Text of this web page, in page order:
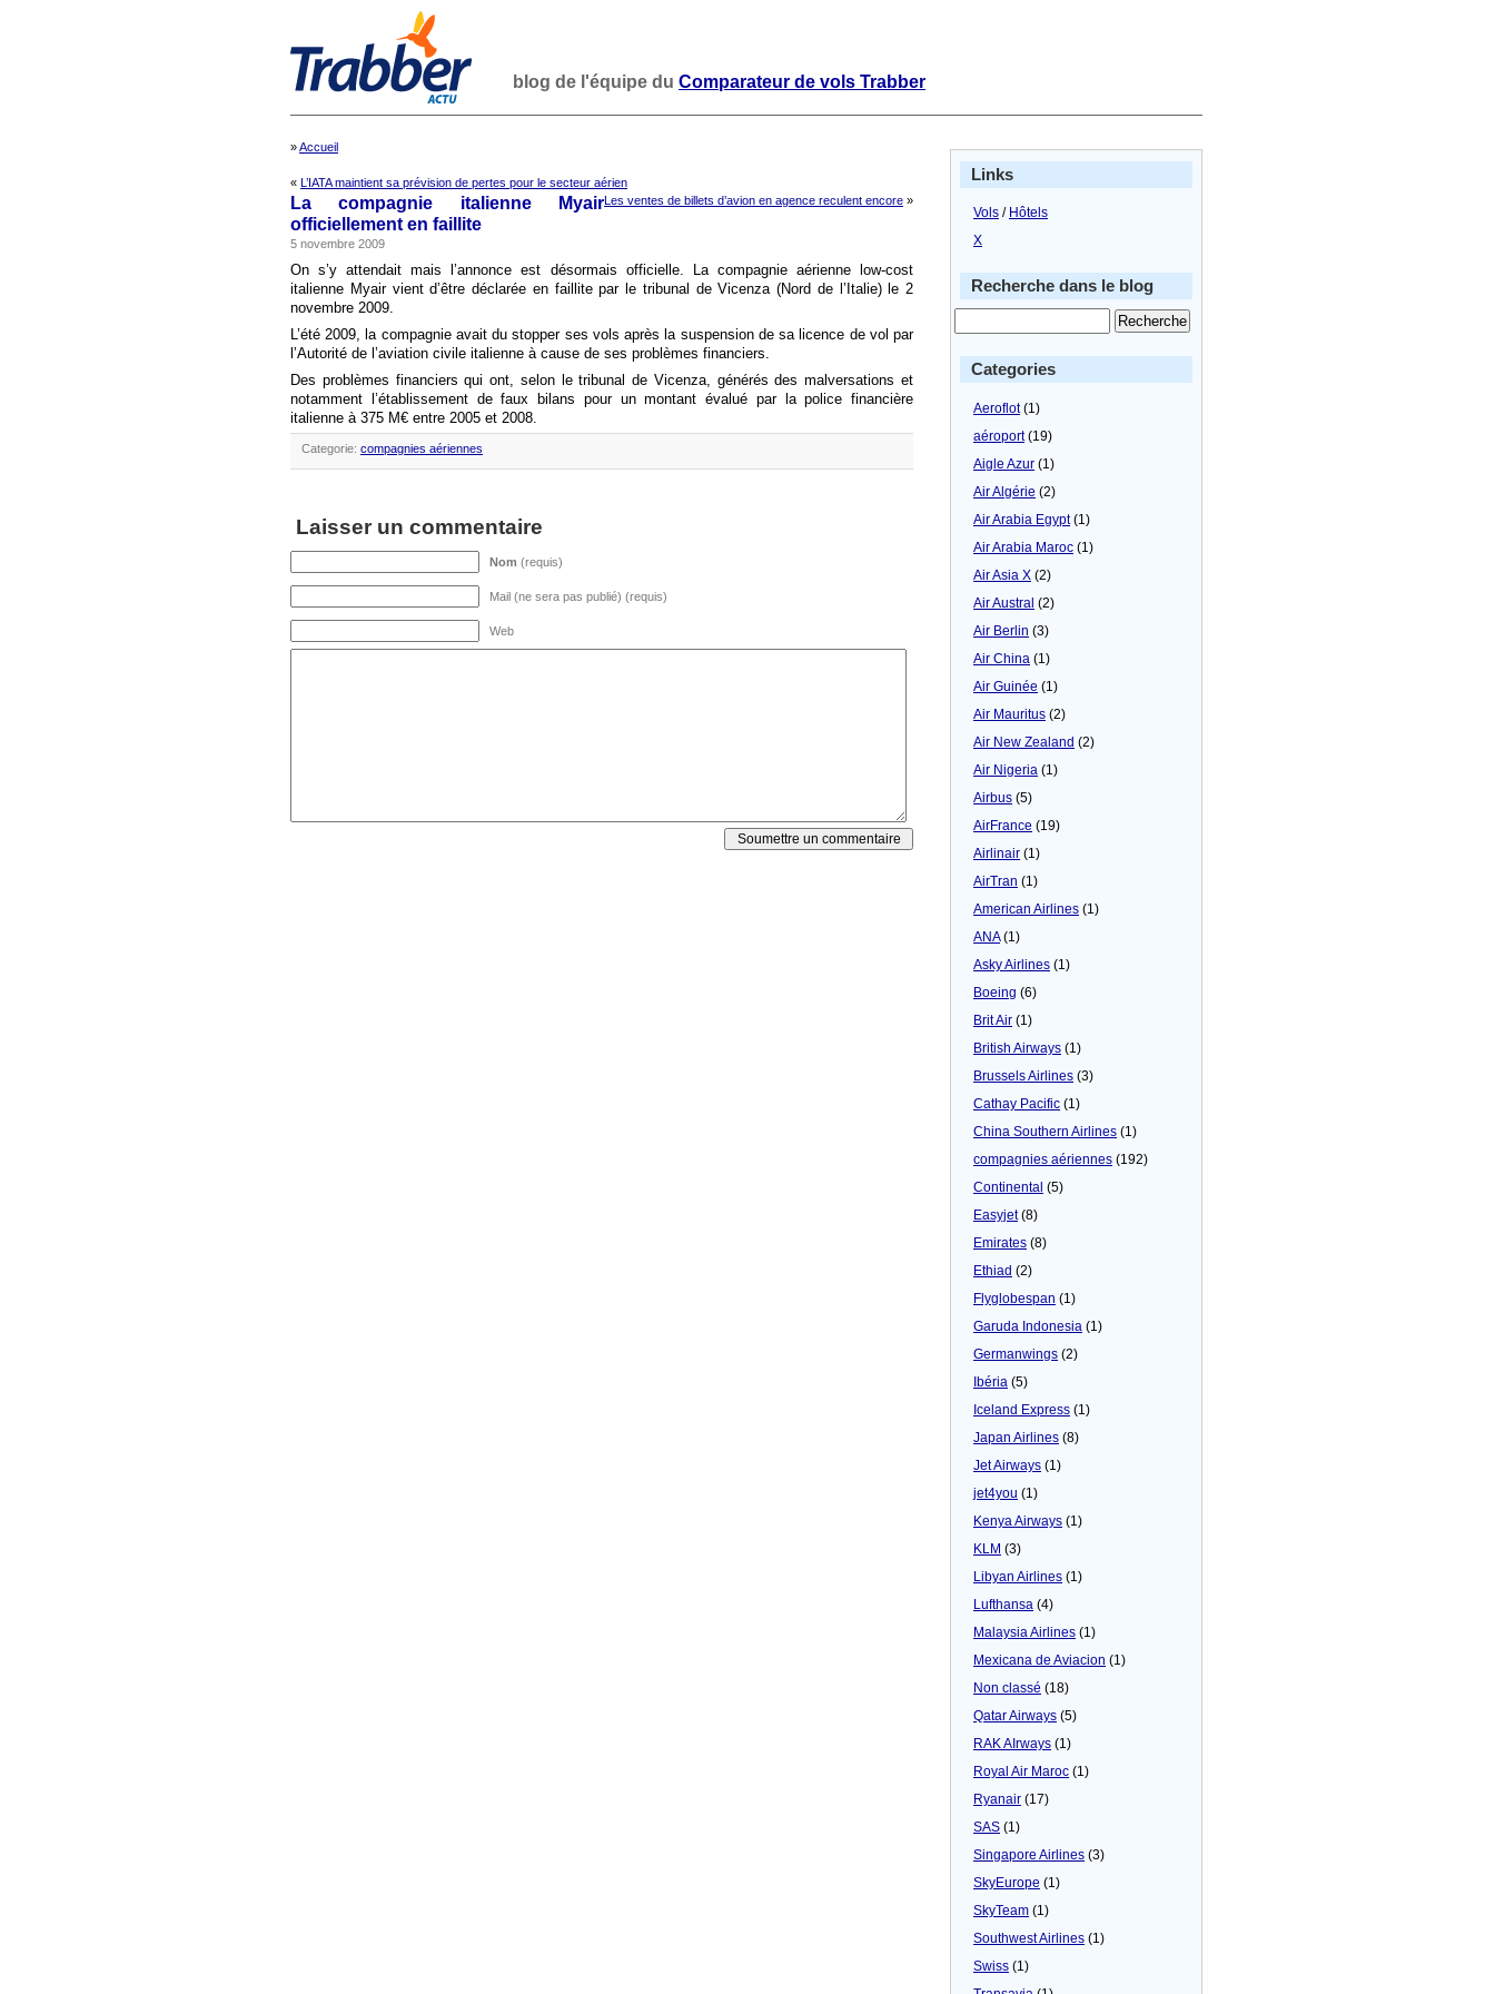
blog de l'équipe du Comparateur de vols Trabber
»Accueil
« L’IATA maintient sa prévision de pertes pour le secteur aérien
Les ventes de billets d’avion en agence reculent encore »
La compagnie italienne Myair
officiellement en faillite
5 novembre 2009
On s’y attendait mais l’annonce est désormais officielle. La compagnie aérienne low-cost
italienne Myair vient d’être déclarée en faillite par le tribunal de Vicenza (Nord de l’Italie) le 2
novembre 2009.
L’été 2009, la compagnie avait du stopper ses vols après la suspension de sa licence de vol par
l’Autorité de l’aviation civile italienne à cause de ses problèmes financiers.
Des problèmes financiers qui ont, selon le tribunal de Vicenza, générés des malversations et
notamment l’établissement de faux bilans pour un montant évalué par la police financière
italienne à 375 M€ entre 2005 et 2008.
Categorie: compagnies aériennes
Laisser un commentaire
Nom (requis)
Mail (ne sera pas publié) (requis)
Web
Links
Vols / Hôtels
X
Recherche dans le blog
Categories
Aeroflot(1)
aéroport(19)
Aigle Azur (1)
Air Algérie (2)
Air Arabia Egypt(1)
Air Arabia Maroc (1)
Air Asia X (2)
Air Austral (2)
Air Berlin (3)
Air China (1)
Air Guinée (1)
Air Mauritus (2)
Air New Zealand (2)
Air Nigeria (1)
Airbus (5)
AirFrance (19)
Airlinair (1)
AirTran (1)
American Airlines (1)
ANA(1)
Asky Airlines (1)
Boeing (6)
Brit Air (1)
British Airways (1)
Brussels Airlines (3)
Cathay Pacific (1)
China Southern Airlines (1)
compagnies aériennes (192)
Continental (5)
Easyjet(8)
Emirates (8)
Ethiad (2)
Flyglobespan (1)
Garuda Indonesia (1)
Germanwings (2)
Ibéria (5)
Iceland Express (1)
Japan Airlines (8)
Jet Airways (1)
jet4you (1)
Kenya Airways (1)
KLM (3)
Libyan Airlines (1)
Lufthansa (4)
Malaysia Airlines (1)
Mexicana de Aviacion (1)
Non classé (18)
Qatar Airways (5)
RAK AIrways (1)
Royal Air Maroc (1)
Ryanair (17)
SAS (1)
Singapore Airlines (3)
SkyEurope (1)
SkyTeam (1)
Southwest Airlines (1)
Swiss (1)